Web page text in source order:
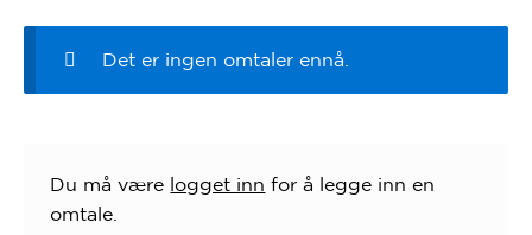
Det er ingen omtaler ennå.
Du må være logget inn for å legge inn en
omtale.